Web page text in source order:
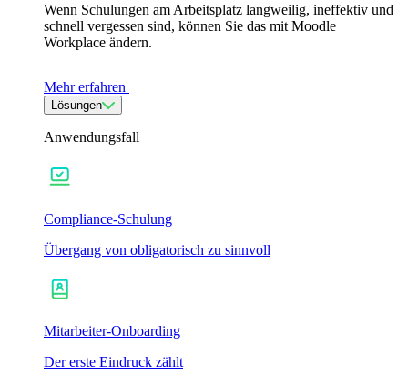
Wenn Schulungen am Arbeitsplatz langweilig, ineffektiv und
schnell vergessen sind, können Sie das mit Moodle
Workplace ändern.
Mehr erfahren
Lösungen
Anwendungsfall
Compliance-Schulung
Übergang von obligatorisch zu sinnvoll
Mitarbeiter-Onboarding
Der erste Eindruck zählt